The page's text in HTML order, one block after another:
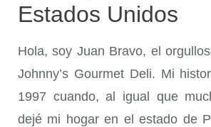
Estados Unidos
Hola, soy Juan Bravo, el
Johnny’s Gourmet Deli. Mi
1997 cuando, al igual que
dejé mi hogar en el estado de